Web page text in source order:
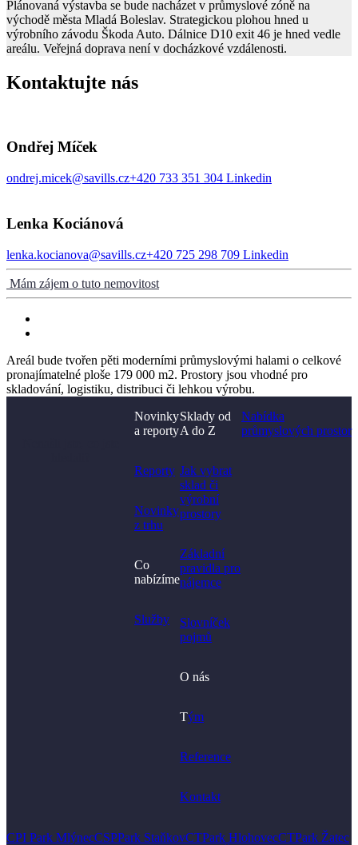
Plánovaná výstavba se bude nacházet v průmyslové zóně na
východě města Mladá Boleslav. Strategickou plohou hned u
výrobního závodu Škoda Auto. Dálnice D10 exit 46 je hned vedle
areálu. Veřejná doprava není v docházkové vzdálenosti.
Kontaktujte nás
Ondřej Míček
ondrej.micek@savills.cz+420 733 351 304 Linkedin
Lenka Kociánová
lenka.kocianova@savills.cz+420 725 298 709 Linkedin
Mám zájem o tuto nemovitost
Areál bude tvořen pěti moderními průmyslovými halami o celkové
pronajímatelné ploše 179 000 m2. Prostory jsou vhodné pro
skladování, logistiku, distribuci či lehkou výrobu.
Novinky
a reporty
Reporty
Novinky
z trhu
Co
nabízíme
Služby
Sklady od
A do Z
Jak vybrat
sklad či
výrobní
prostory​
Základní
pravidla pro
nájemce
Slovníček
pojmů
O nás
Tým
Reference
Kontakt
Nabídka
průmyslových prostor
CPI Park MlýnecCSPPark StaňkovCTPark HlohovecCTPark Žatec